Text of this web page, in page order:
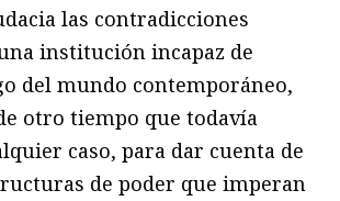
las contradicciones
institución incapaz de
del mundo contemporáneo,
otro tiempo que todavía
caso, para dar cuenta de
de poder que imperan